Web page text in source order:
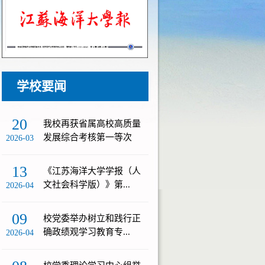
学校要闻
20
2026-03
我校再获省属高校高质量
发展综合考核第一等次
13
2026-04
《江苏海洋大学学报（人
文社会科学版）》第...
09
2026-04
校党委举办树立和践行正
确政绩观学习教育专...